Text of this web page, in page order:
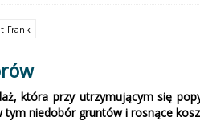
Frank
która przy utrzymującym się
niedobór gruntów i rosnące